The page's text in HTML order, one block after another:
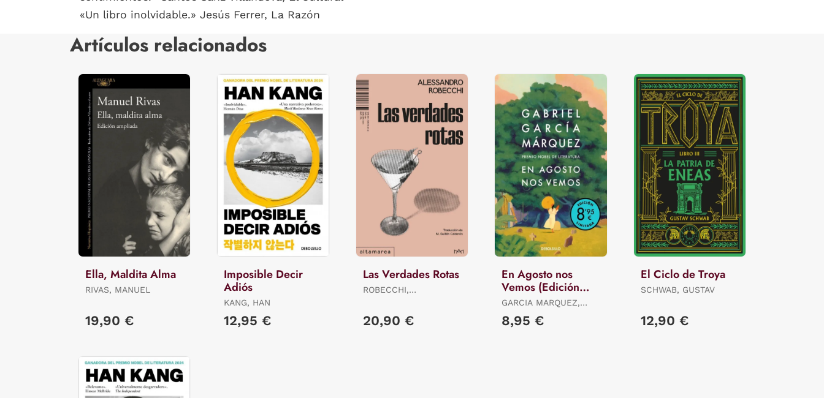
«Un libro inolvidable.» Jesús Ferrer, La Razón
Artículos relacionados
Ella, Maldita Alma
RIVAS, MANUEL
19,90 €
Imposible Decir
Adiós
KANG, HAN
12,95 €
Las Verdades Rotas
ROBECCHI,
20,90 €
En Agosto nos
Vemos (Edición
Limitada)
GARCIA MARQUEZ,
GABRIEL
8,95 €
El Ciclo de Troya
SCHWAB, GUSTAV
12,90 €